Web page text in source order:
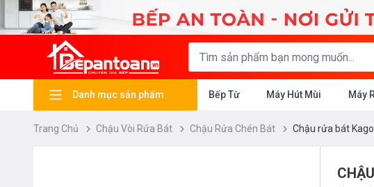
Danh mục sản phẩm Bếp Từ Máy Hút Mùi Máy
Trang Chủ Chậu Vòi Rửa Bát Chậu Rửa Chén Bát Chậu rửa bát